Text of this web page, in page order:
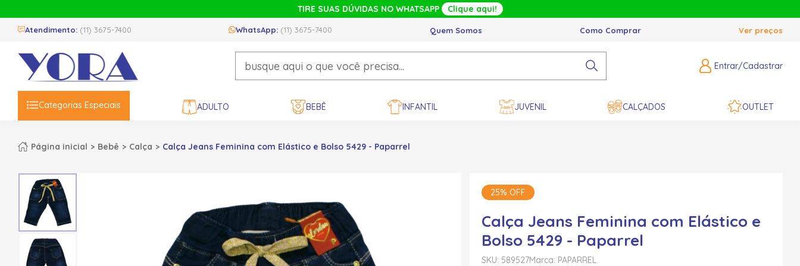
TIRE SUAS DÚVIDAS NO WHATSAPP Clique aqui!
Atendimento: (11) 3675-7400 WhatsApp: (11) 3675-7400 Quem Somos Como Comprar Ver preços
Entrar/Cadastrar
Categorias Especiais ADULTO BEBÊ INFANTIL JUVENIL CALÇADOS OUTLET
Página inicial Bebê Calça Calça Jeans Feminina com Elástico e Bolso 5429 - Paparrel
25% OFF
Calça Jeans Feminina com Elástico e
Bolso 5429 - Paparrel
SKU: 589527Marca: PAPARREL